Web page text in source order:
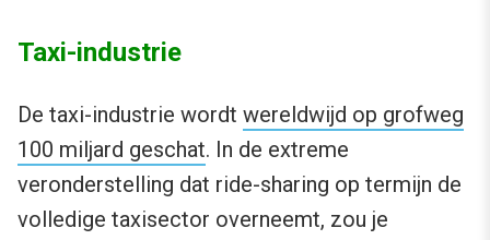
Taxi-industrie
De taxi-industrie wordt wereldwijd op grofweg
100 miljard geschat. In de extreme
veronderstelling dat ride-sharing op termijn de
volledige taxisector overneemt, zou je